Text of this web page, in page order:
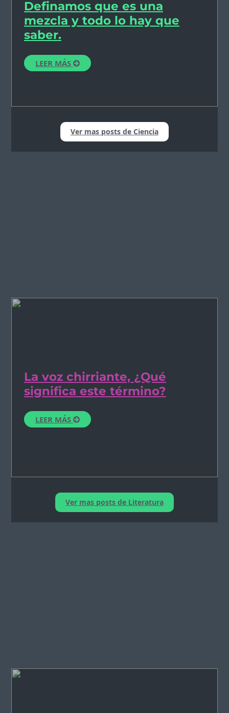
Definamos que es una
mezcla y todo lo hay que
saber.
LEER MÁS
Ver mas posts de Ciencia
La voz chirriante, ¿Qué
significa este término?
LEER MÁS
Ver mas posts de Literatura